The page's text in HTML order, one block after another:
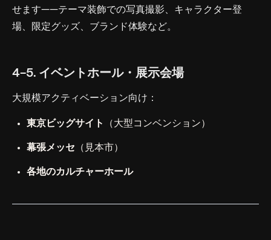
せます——テーマ装飾での写真撮影、キャラクター登
場、限定グッズ、ブランド体験など。
4-5. イベントホール・展示会場
大規模アクティベーション向け：
東京ビッグサイト （大型コンベンション）
幕張メッセ （見本市）
各地のカルチャーホール